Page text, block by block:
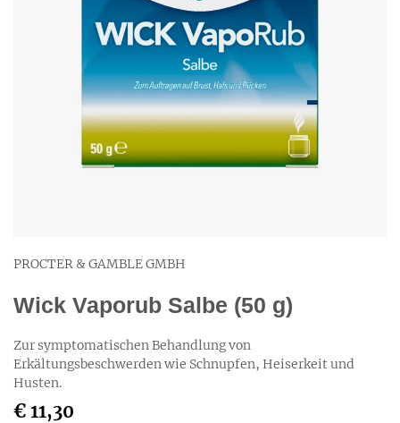
PROCTER & GAMBLE GMBH
Wick Vaporub Salbe (50 g)
Zur symptomatischen Behandlung von
Erkältungsbeschwerden wie Schnupfen, Heiserkeit und
Husten.
€ 11,30